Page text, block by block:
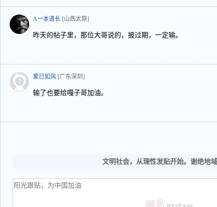
A一本道长 [山西太原]
昨天的帖子里，那位大哥说的，披过期，一定输。
爱已如风 [广东深圳]
输了也要给嘎子哥加油。
文明社会，从理性发贴开始。谢绝地